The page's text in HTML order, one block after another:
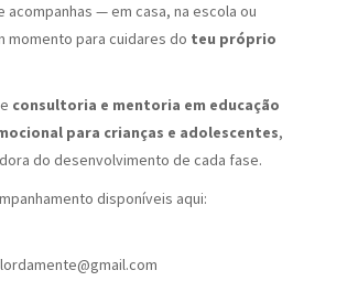
— em casa, na escola ou
para cuidares do teu próprio
consultoria e mentoria em educação
para crianças e adolescentes,
do desenvolvimento de cada fase.
disponíveis aqui: